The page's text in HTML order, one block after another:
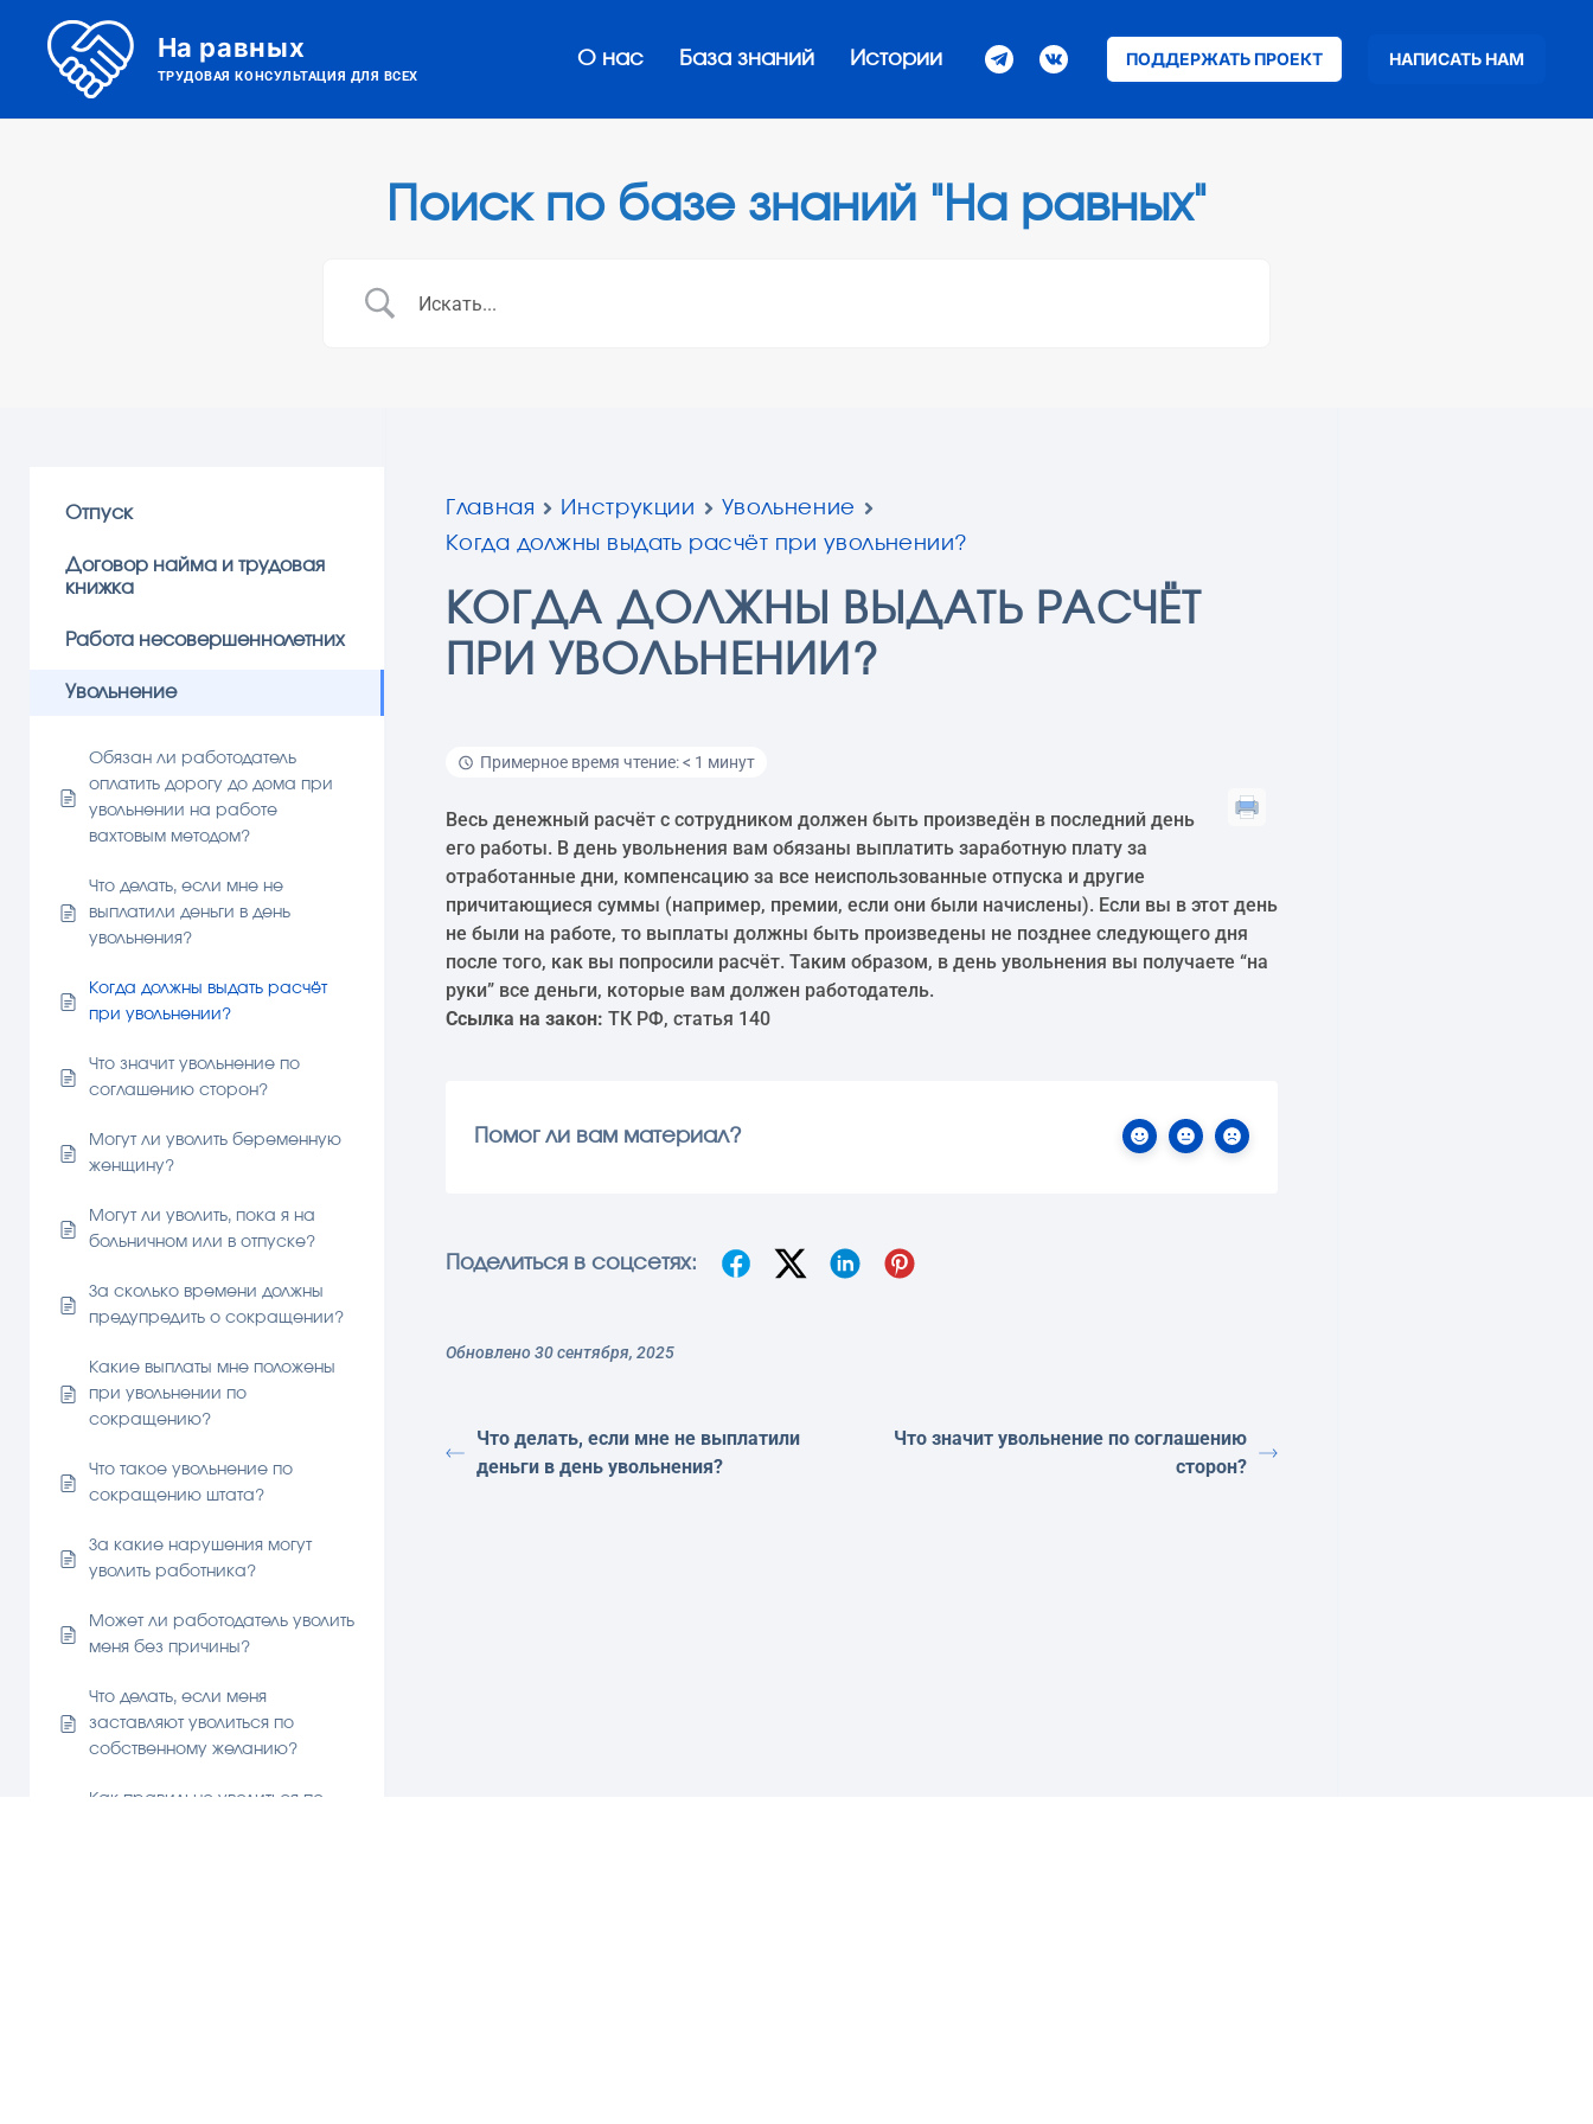
На равных
ТРУДОВАЯ КОНСУЛЬТАЦИЯ ДЛЯ ВСЕХ
О нас База знаний Истории ПОДДЕРЖАТЬ ПРОЕКТ НАПИСАТЬ НАМ
Поиск по базе знаний "На равных"
Отпуск
Договор найма и трудовая
книжка
Работа несовершеннолетних
Увольнение
Обязан ли работодатель
оплатить дорогу до дома при
увольнении на работе
вахтовым методом?
Что делать, если мне не
выплатили деньги в день
увольнения?
Когда должны выдать расчёт
при увольнении?
Что значит увольнение по
соглашению сторон?
Могут ли уволить беременную
женщину?
Могут ли уволить, пока я на
больничном или в отпуске?
За сколько времени должны
предупредить о сокращении?
Какие выплаты мне положены
при увольнении по
сокращению?
Что такое увольнение по
сокращению штата?
За какие нарушения могут
уволить работника?
Может ли работодатель уволить
меня без причины?
Что делать, если меня
заставляют уволиться по
собственному желанию?
Как правильно уволиться по
Главная Инструкции
Увольнение
Когда должны выдать расчёт при увольнении?
КОГДА ДОЛЖНЫ ВЫДАТЬ РАСЧЁТ
ПРИ УВОЛЬНЕНИИ?
Примерное время чтение: < 1 минут
Весь денежный расчёт с сотрудником должен быть произведён в последний день
его работы. В день увольнения вам обязаны выплатить заработную плату за
отработанные дни, компенсацию за все неиспользованные отпуска и другие
причитающиеся суммы (например, премии, если они были начислены). Если вы в этот день
не были на работе, то выплаты должны быть произведены не позднее следующего дня
после того, как вы попросили расчёт. Таким образом, в день увольнения вы получаете “на
руки” все деньги, которые вам должен работодатель.
Ссылка на закон: ТК РФ, статья 140
Помог ли вам материал?
Поделиться в соцсетях:
Обновлено 30 сентября, 2025
Что делать, если мне не выплатили
деньги в день увольнения?
Что значит увольнение по соглашению
сторон?